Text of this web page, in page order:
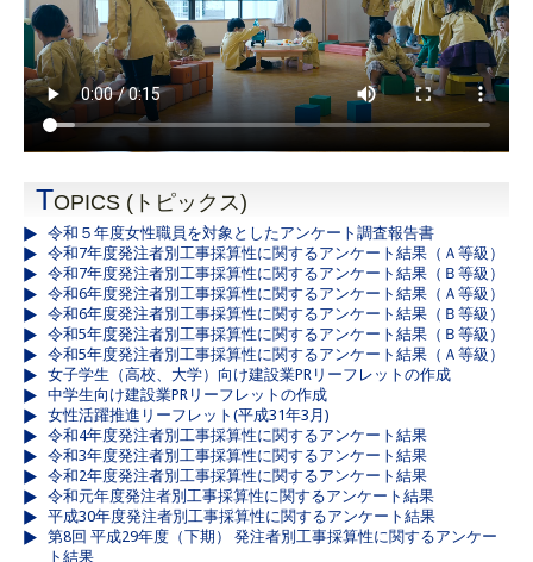
TOPICS (トピックス)
令和５年度女性職員を対象としたアンケート調査報告書
令和7年度発注者別工事採算性に関するアンケート結果（Ａ等級）
令和7年度発注者別工事採算性に関するアンケート結果（Ｂ等級）
令和6年度発注者別工事採算性に関するアンケート結果（Ａ等級）
令和6年度発注者別工事採算性に関するアンケート結果（Ｂ等級）
令和5年度発注者別工事採算性に関するアンケート結果（Ｂ等級）
令和5年度発注者別工事採算性に関するアンケート結果（Ａ等級）
女子学生（高校、大学）向け建設業PRリーフレットの作成
中学生向け建設業PRリーフレットの作成
女性活躍推進リーフレット(平成31年3月)
令和4年度発注者別工事採算性に関するアンケート結果
令和3年度発注者別工事採算性に関するアンケート結果
令和2年度発注者別工事採算性に関するアンケート結果
令和元年度発注者別工事採算性に関するアンケート結果
平成30年度発注者別工事採算性に関するアンケート結果
第8回 平成29年度（下期） 発注者別工事採算性に関するアンケー
ト結果